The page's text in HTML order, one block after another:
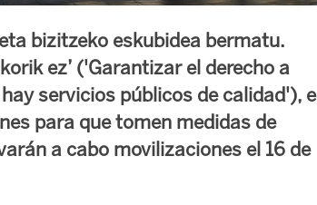
bizitzeko eskubidea bermatu.
ez’ ('Garantizar el derecho a
servicios públicos de calidad'), e
para que tomen medidas de
a cabo movilizaciones el 16 de